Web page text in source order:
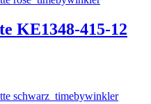
KE1348-415-12